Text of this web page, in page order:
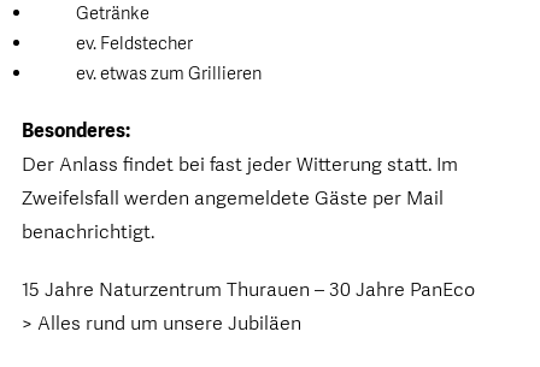
Getränke
ev. Feldstecher
ev. etwas zum Grillieren
Besonderes:
Der Anlass findet bei fast jeder Witterung statt. Im
Zweifelsfall werden angemeldete Gäste per Mail
benachrichtigt.
15 Jahre Naturzentrum Thurauen – 30 Jahre PanEco
> Alles rund um unsere Jubiläen